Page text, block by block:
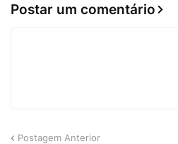
Postar um comentário
Postagem Anterior